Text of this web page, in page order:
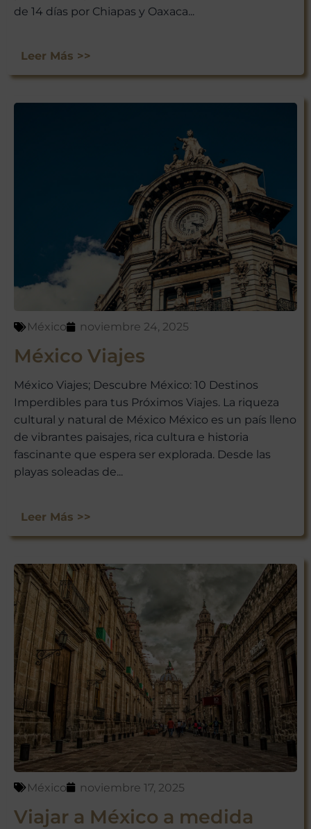
de 14 días por Chiapas y Oaxaca...
Leer Más >>
México noviembre 24, 2025
México Viajes
México Viajes; Descubre México: 10 Destinos
Imperdibles para tus Próximos Viajes. La riqueza
cultural y natural de México México es un país lleno
de vibrantes paisajes, rica cultura e historia
fascinante que espera ser explorada. Desde las
playas soleadas de...
Leer Más >>
México noviembre 17, 2025
Viajar a México a medida
¡ÚNETE A
NUESTRA
AVENTURA
únicas que Viajar a México tiene
nuestras últimas escapadas,
ofertas exclusivas y consejos de
viaje directamente en tu bandeja
de entrada.
¡Suscríbete y empieza a explorar
México con nosotros!
privacidad. Puedes darte de baja